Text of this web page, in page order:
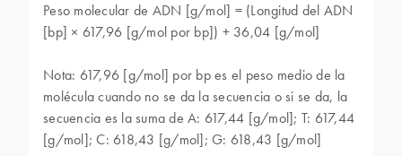
Peso molecular de ADN [g/mol] = (Longitud del ADN
[bp] × 617,96 [g/mol por bp]) + 36,04 [g/mol]
Nota: 617,96 [g/mol] por bp es el peso medio de la
molécula cuando no se da la secuencia o si se da, la
secuencia es la suma de A: 617,44 [g/mol]; T: 617,44
[g/mol]; C: 618,43 [g/mol]; G: 618,43 [g/mol]